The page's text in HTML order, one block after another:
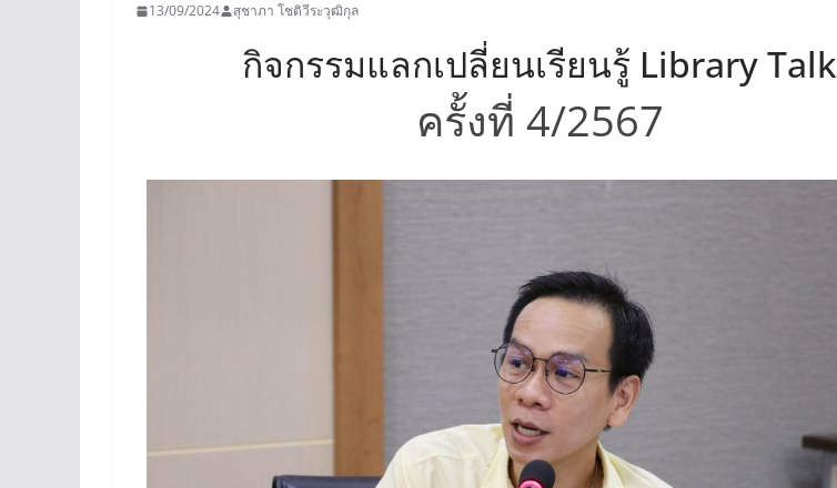
13/09/2024 สุชาภา โชติวีระวุฒิกุล
กิจกรรมแลกเปลี่ยนเรียนรู้ Library Talk
ครั้งที่ 4/2567